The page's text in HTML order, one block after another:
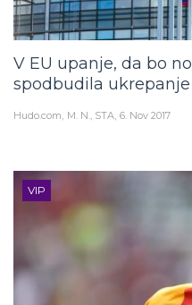
V EU upanje, da bo
spodbudila ukrepanje
Hudo.com M. N., STA 6. Nov 2017
VIP